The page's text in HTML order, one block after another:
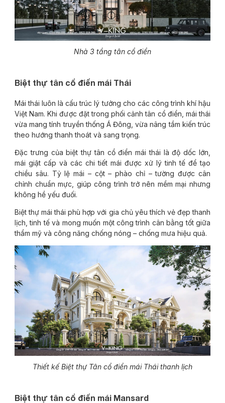
Nhà 3 tầng tân cổ điển
Biệt thự tân cổ điển mái Thái
Mái thái luôn là cấu trúc lý tưởng cho các công trình khí hậu
Việt Nam. Khi được đặt trong phối cảnh tân cổ điển, mái thái
vừa mang tính truyền thống Á Đông, vừa nâng tầm kiến trúc
theo hướng thanh thoát và sang trọng.
Đặc trưng của biệt thự tân cổ điển mái thái là độ dốc lớn,
mái giật cấp và các chi tiết mái được xử lý tinh tế để tạo
chiều sâu. Tỷ lệ mái – cột – phào chỉ – tường được cân
chỉnh chuẩn mực, giúp công trình trở nên mềm mại nhưng
không hề yếu đuối.
Biệt thự mái thái phù hợp với gia chủ yêu thích vẻ đẹp thanh
lịch, tinh tế và mong muốn một công trình cân bằng tốt giữa
thẩm mỹ và công năng chống nóng – chống mưa hiệu quả.
Thiết kế Biệt thự Tân cổ điển mái Thái thanh lịch
Biệt thự tân cổ điển mái Mansard